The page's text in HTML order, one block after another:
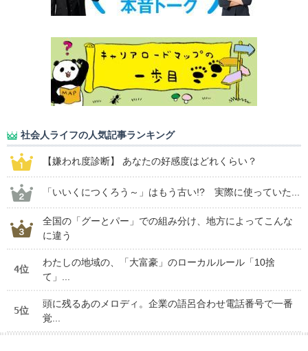
社会人ライフの人気記事ランキング
【嫌われ度診断】 あなたの好感度はどれくらい？
「いいくにつくろう～」はもう古い!? 実際に使っていた...
全国の「グーとパー」での組み分け、地方によってこんな
に違う
4位
わたしの地域の、「大富豪」のローカルルール「10捨
て」...
5位
頭に残るあのメロディ。企業の語呂合わせ電話番号で一番
覚...